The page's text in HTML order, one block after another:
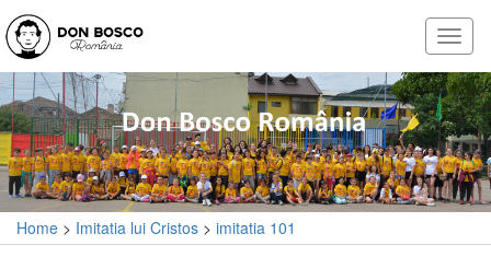
Home > Imitatia lui Cristos > imitatia 101